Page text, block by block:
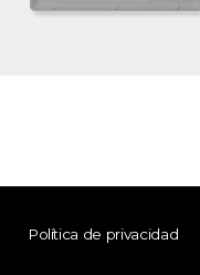
Política de privacidad